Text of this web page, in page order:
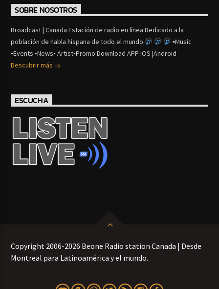
SOBRE NOSOTROS
Broadcast | Canada Estación de radio en línea Dedicado a la
población de habla hispana de todo el mundo
▪Music
▪Events ▪News▪ Artist▪Promo Download APP iOS |Android
Descubrir más
ESCUCHA
Copyright 2006-2026 Beone Radio station Canada | Desde
Montreal para Latinoamérica y el mundo.